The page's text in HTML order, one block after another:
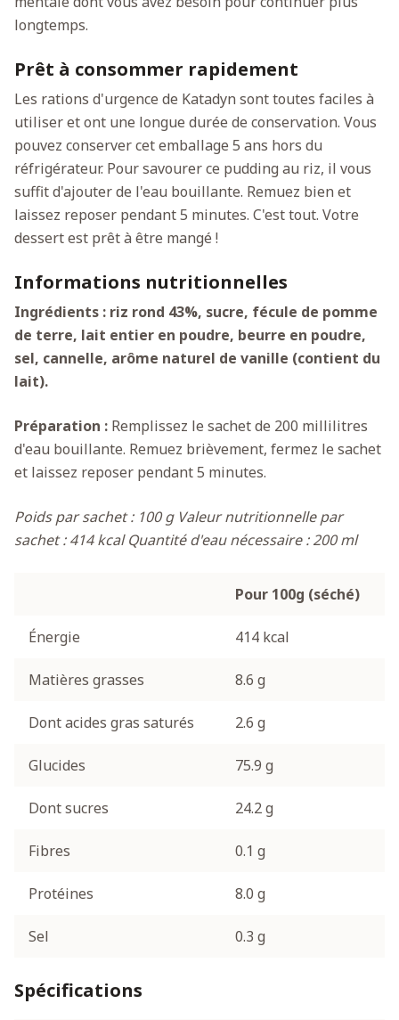
longtemps.
Prêt à consommer rapidement
Les rations d'urgence de Katadyn sont toutes faciles à
utiliser et ont une longue durée de conservation. Vous
pouvez conserver cet emballage 5 ans hors du
réfrigérateur. Pour savourer ce pudding au riz, il vous
suffit d'ajouter de l'eau bouillante. Remuez bien et
laissez reposer pendant 5 minutes. C'est tout. Votre
dessert est prêt à être mangé !
Informations nutritionnelles
Ingrédients : riz rond 43%, sucre, fécule de pomme
de terre, lait entier en poudre, beurre en poudre,
sel, cannelle, arôme naturel de vanille (contient du
lait).
Préparation : Remplissez le sachet de 200 millilitres
d'eau bouillante. Remuez brièvement, fermez le sachet
et laissez reposer pendant 5 minutes.
Poids par sachet : 100 gValeur nutritionnelle par
sachet : 414 kcalQuantité d'eau nécessaire : 200 ml
Pour 100g (séché)
Énergie 414 kcal
Matières grasses 8.6 g
Dont acides gras saturés 2.6 g
Glucides 75.9 g
Dont sucres 24.2 g
Fibres 0.1 g
Protéines 8.0 g
Sel 0.3 g
Spécifications